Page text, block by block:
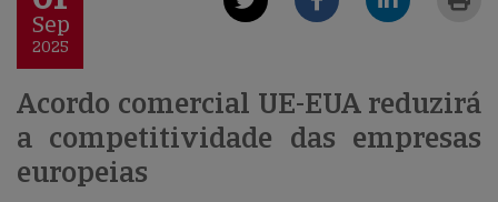
Sep
2025
Acordo comercial UE-EUA reduzirá
a competitividade das empresas
europeias